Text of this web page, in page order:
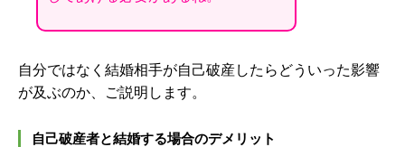
自分ではなく結婚相手が自己破産したらどういった影響
が及ぶのか、ご説明します。
自己破産者と結婚する場合のデメリット